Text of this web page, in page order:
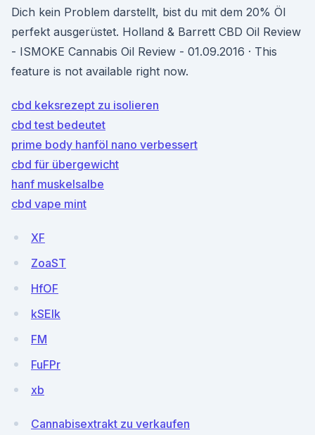
Dich kein Problem darstellt, bist du mit dem 20% Öl
perfekt ausgerüstet. Holland & Barrett CBD Oil Review
- ISMOKE Cannabis Oil Review - 01.09.2016 · This
feature is not available right now.
cbd keksrezept zu isolieren
cbd test bedeutet
prime body hanföl nano verbessert
cbd für übergewicht
hanf muskelsalbe
cbd vape mint
XF
ZoaST
HfOF
kSEIk
FM
FuFPr
xb
Cannabisextrakt zu verkaufen